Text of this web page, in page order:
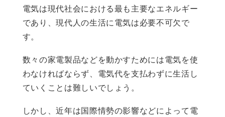
電気は現代社会における最も主要なエネルギー
であり、現代人の生活に電気は必要不可欠で
す。
数々の家電製品などを動かすためには電気を使
わなければならず、電気代を支払わずに生活し
ていくことは難しいでしょう。
しかし、近年は国際情勢の影響などによって電